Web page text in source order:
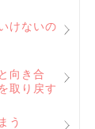
けないの
向き合
取り戻す
う